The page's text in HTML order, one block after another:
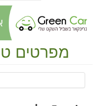
מפרטים